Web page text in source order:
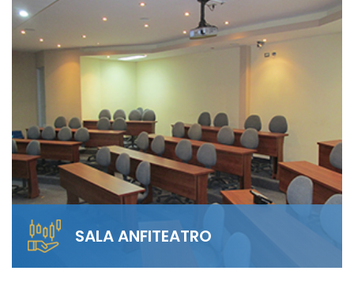
SALA ANFITEATRO